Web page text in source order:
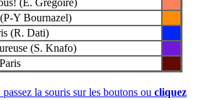
(E. Grégoire)
Y Bournazel)
(R. Dati)
(S. Knafo)
la souris sur les boutons ou cliquez